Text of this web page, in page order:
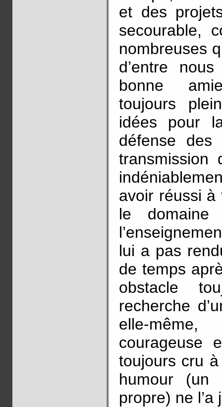
et des
secourable,
nombreuses
d’entre
bonne
toujours
idées pour
défense
transmission
avoir réussi à
le
lui a pas
de temps
obstacle
recherche
elle-
courageuse
toujours cru
humour (un
propre) ne l’a